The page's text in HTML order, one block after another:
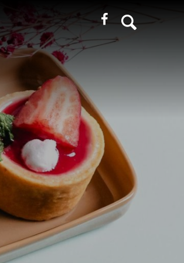
Recherche
pour
: